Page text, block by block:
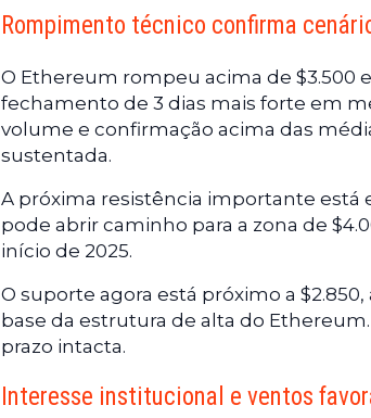
Rompimento técnico confirma
O Ethereum rompeu acima de $3.500
fechamento de 3 dias mais forte em
volume e confirmação acima das
sustentada.
A próxima resistência importante está
pode abrir caminho para a zona de
início de 2025.
O suporte agora está próximo a
base da estrutura de alta do
prazo intacta.
Interesse institucional e ventos